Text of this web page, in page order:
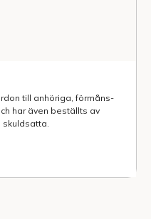
till anhöriga, förmåns-
har även beställts av
skuldsatta.